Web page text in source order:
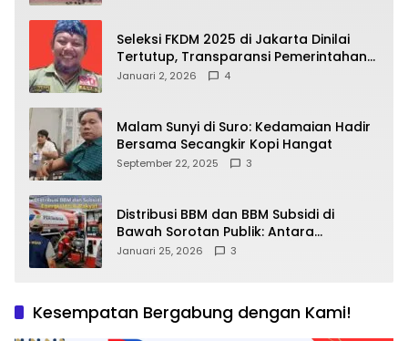
Seleksi FKDM 2025 di Jakarta Dinilai
Tertutup, Transparansi Pemerintahan
Pramono–Rano Dipertanyakan
Januari 2, 2026 4
Malam Sunyi di Suro: Kedamaian Hadir
Bersama Secangkir Kopi Hangat
September 22, 2025 3
Distribusi BBM dan BBM Subsidi di
Bawah Sorotan Publik: Antara
Kepentingan Negara, Hak Konsumen,
Januari 25, 2026 3
Kesempatan Bergabung dengan Kami!